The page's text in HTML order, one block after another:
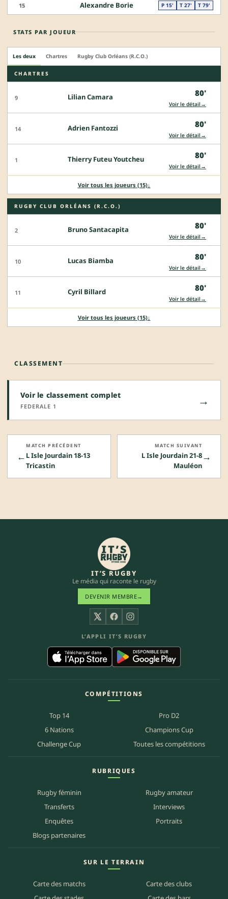
15 Alexandre Borie P 15' T 27' T 79'
STATS PAR JOUEUR
Les deux Chartres Rugby Club Orléans (R.C.O.)
CHARTRES
9 Lilian Camara 80'
Voir le détail →
14 Adrien Fantozzi 80'
Voir le détail →
1 Thierry Futeu Youtcheu 80'
Voir le détail →
Voir tous les joueurs (15)↓
RUGBY CLUB ORLÉANS (R.C.O.)
2 Bruno Santacapita 80'
Voir le détail →
10 Lucas Biamba 80'
Voir le détail →
11 Cyril Billard 80'
Voir le détail →
Voir tous les joueurs (15)↓
CLASSEMENT
Voir le classement complet
FEDERALE 1 →
←
MATCH PRÉCÉDENT
L Isle Jourdain 18-13
Tricastin
→
MATCH SUIVANT
L Isle Jourdain 21-8
Mauléon
IT’S RUGBY
Le média qui raconte le rugby
DEVENIR MEMBRE→
X FacebookInstagram
L’APPLI IT’S RUGBY
COMPÉTITIONS
Top 14
Pro D2
6 Nations
Champions Cup
Challenge Cup
Toutes les compétitions
RUBRIQUES
Rugby féminin
Rugby amateur
Transferts
Interviews
Enquêtes
Portraits
Blogs partenaires
SUR LE TERRAIN
Carte des matchs
Carte des clubs